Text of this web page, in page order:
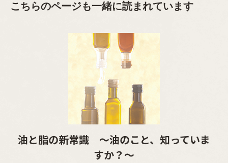
こちらのページも一緒に読まれています
油と脂の新常識 ～油のこと、知っていま
すか？～